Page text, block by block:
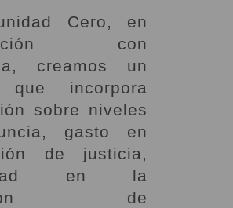
Cero, en
con
creamos un
que incorpora
sobre niveles
gasto en
de justicia,
en la
de